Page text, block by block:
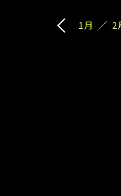
1月 2